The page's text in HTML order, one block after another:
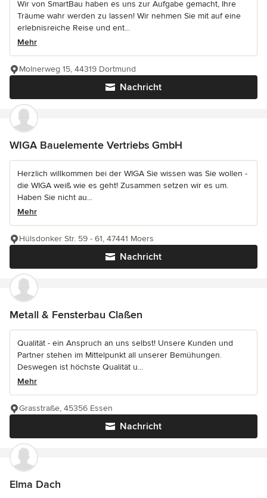
Wir von SmartBau haben es uns zur Aufgabe gemacht, Ihre
Träume wahr werden zu lassen! Wir nehmen Sie mit auf eine
erlebnisreiche Reise und ent...
Mehr
Nachricht
Molnerweg 15, 44319 Dortmund
WIGA Bauelemente Vertriebs GmbH
Herzlich willkommen bei der WIGA Sie wissen was Sie wollen -
die WIGA weiß wie es geht! Zusammen setzen wir es um.
Haben Sie nicht au...
Mehr
Nachricht
Hülsdonker Str. 59 - 61, 47441 Moers
Metall & Fensterbau Claßen
Qualität - ein Anspruch an uns selbst! Unsere Kunden und
Partner stehen im Mittelpunkt all unserer Bemühungen.
Deswegen ist höchste Qualität u...
Mehr
Nachricht
Grasstraße, 45356 Essen
Elma Dach